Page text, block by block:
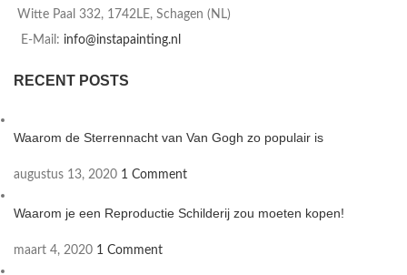
Witte Paal 332, 1742LE, Schagen (NL)
E-Mail: info@instapainting.nl
RECENT POSTS
Waarom de Sterrennacht van Van Gogh zo populair is
augustus 13, 2020 1 Comment
Waarom je een Reproductie Schilderij zou moeten kopen!
maart 4, 2020 1 Comment